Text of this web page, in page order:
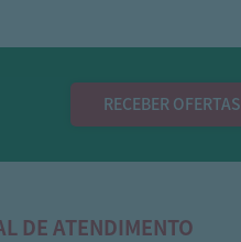
RECEBER OFERTAS
DE ATENDIMENTO